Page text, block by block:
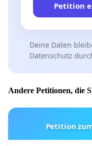
Petition
Deine Daten
Datenschutz
Andere Petitionen, die
Petition